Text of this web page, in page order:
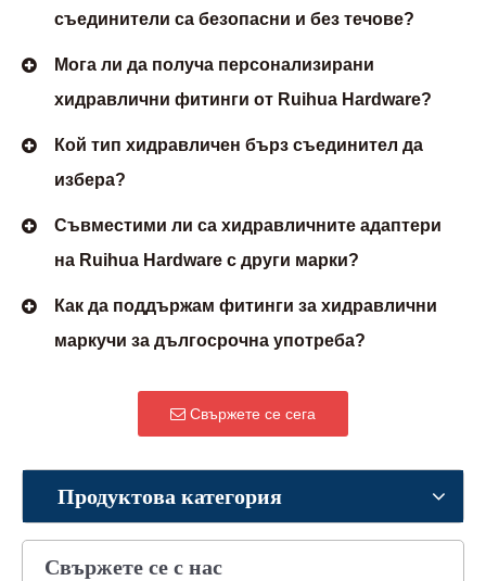
съединители са безопасни и без течове?
Мога ли да получа персонализирани
хидравлични фитинги от Ruihua Hardware?
Кой тип хидравличен бърз съединител да
избера?
Съвместими ли са хидравличните адаптери
на Ruihua Hardware с други марки?
Как да поддържам фитинги за хидравлични
маркучи за дългосрочна употреба?
Свържете се сега
Продуктова категория
Свържете се с нас